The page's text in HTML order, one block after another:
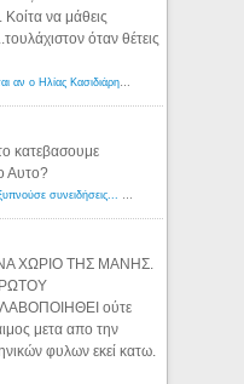
Κοίτα να μάθεις
όταν θέτεις
Αμερικανοί ρατσιστές αναρωτιούνται αν ο Ηλίας Κασιδιάρης ανήκει στη λευκή φυλή... - Λόγιος Ερμής
κατεβασουμε
Αυτο?
Ένα βιβλίο που πολεμήθηκε γιατί ξυπνούσε συνειδήσεις... - Λόγιος Ερμής | Η γνώση ξεκινάει με την αναζήτηση...
ΧΩΡΙΟ ΤΗΣ ΜΑΝΗΣ.
ούτε
μετα απο την
φυλων εκεί κατω.